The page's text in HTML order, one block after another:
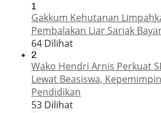
1
Gakkum Kehutanan
Pembalakan Liar Sariak
64 Dilihat
2
Wako Hendri Arnis Perkuat
Lewat Beasiswa,
Pendidikan
53 Dilihat